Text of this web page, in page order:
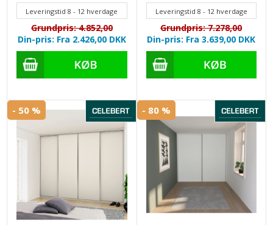
Leveringstid 8 - 12 hverdage
Grundpris: 4.852,00
Din-pris: Fra 2.426,00 DKK
Leveringstid 8 - 12 hverdage
Grundpris: 7.278,00
Din-pris: Fra 3.639,00 DKK
- 50 % - 80 %